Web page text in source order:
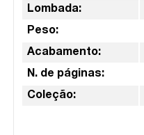
Lombada:
Peso:
Acabamento:
N. de páginas:
Coleção: